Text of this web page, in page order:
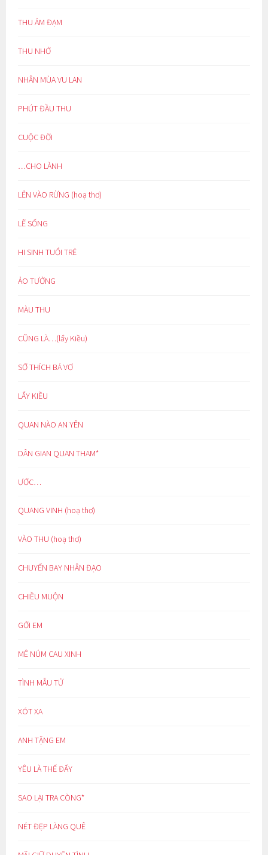
THU ẢM ĐẠM
THU NHỚ
NHÂN MÙA VU LAN
PHÚT ĐẦU THU
CUỘC ĐỜI
…CHO LÀNH
LẺN VÀO RỪNG (hoạ thơ)
LẼ SỐNG
HI SINH TUỔI TRẺ
ẢO TƯỞNG
MÀU THU
CŨNG LÀ…(lẩy Kiều)
SỞ THÍCH BÁ VƠ
LẨY KIỀU
QUAN NÀO AN YÊN
DÂN GIAN QUAN THAM*
ƯỚC…
QUANG VINH (hoạ thơ)
VÀO THU (hoạ thơ)
CHUYẾN BAY NHÂN ĐẠO
CHIỀU MUỘN
GỞI EM
MÊ NÚM CAU XINH
TÌNH MẪU TỬ
XÓT XA
ANH TẶNG EM
YÊU LÀ THẾ ĐẤY
SAO LẠI TRA CÒNG*
NÉT ĐẸP LÀNG QUÊ